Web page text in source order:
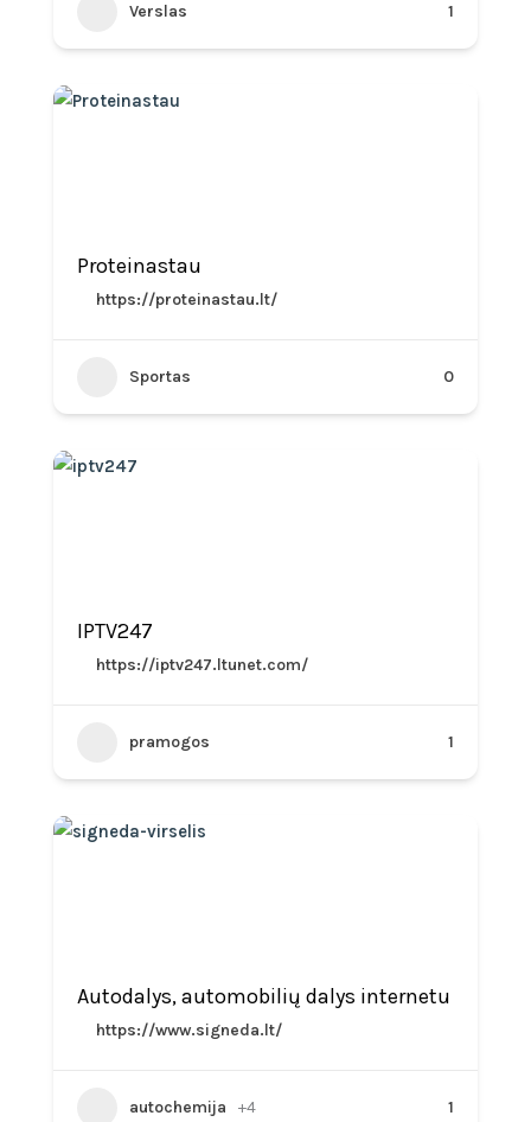
Verslas 1
Proteinastau
https://proteinastau.lt/
Sportas 0
IPTV247
https://iptv247.ltunet.com/
pramogos 1
Autodalys, automobilių dalys internetu
https://www.signeda.lt/
autochemija +4 1